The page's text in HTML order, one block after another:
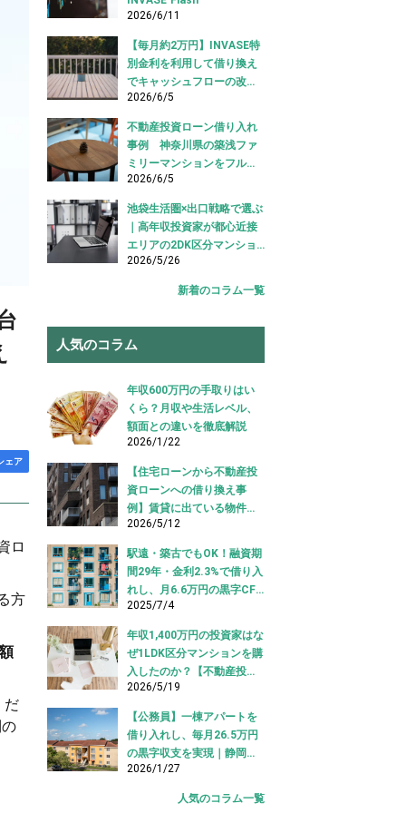
ェア
ロ
方
だ
2026/6/11
【毎月約2万円】INVASE特
別金利を利用して借り換え
でキャッシュフローの改善
に成功！｜東京都江東区
【不動産投資ローン 借り換
え事例】
2026/6/5
不動産投資ローン借り入れ
事例 神奈川県の築浅ファ
ミリーマンションをフルロ
ーンで借り入れ成功【不動
産投資ローン借り入れ事
例】
2026/6/5
池袋生活圏×出口戦略で選ぶ
｜高年収投資家が都心近接
エリアの2DK区分マンショ
ンを購入した事例【不動産
投資 購入事例】
2026/5/26
新着のコラム一覧
人気のコラム
年収600万円の手取りはい
くら？月収や生活レベル、
額面との違いを徹底解説
2026/1/22
【住宅ローンから不動産投
資ローンへの借り換え事
例】賃貸に出ている物件を
適切な投資ローンへ切り替
え！
2026/5/12
駅遠・築古でもOK！融資期
間29年・金利2.3%で借り入
れし、月6.6万円の黒字CF
を実現【不動産投資ロー
ン】
2025/7/4
年収1,400万円の投資家はな
ぜ1LDK区分マンションを購
入したのか？【不動産投資
購入事例】
2026/5/19
【公務員】一棟アパートを
借り入れし、毎月26.5万円
の黒字収支を実現｜静岡県
【アパートローン 借り入れ
2026/1/27
人気のコラム一覧